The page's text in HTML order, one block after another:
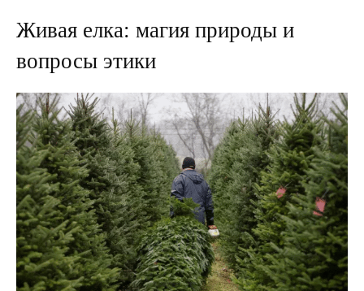
Живая елка: магия природы и
вопросы этики